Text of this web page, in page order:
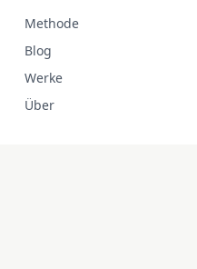
Methode
Blog
Werke
Über